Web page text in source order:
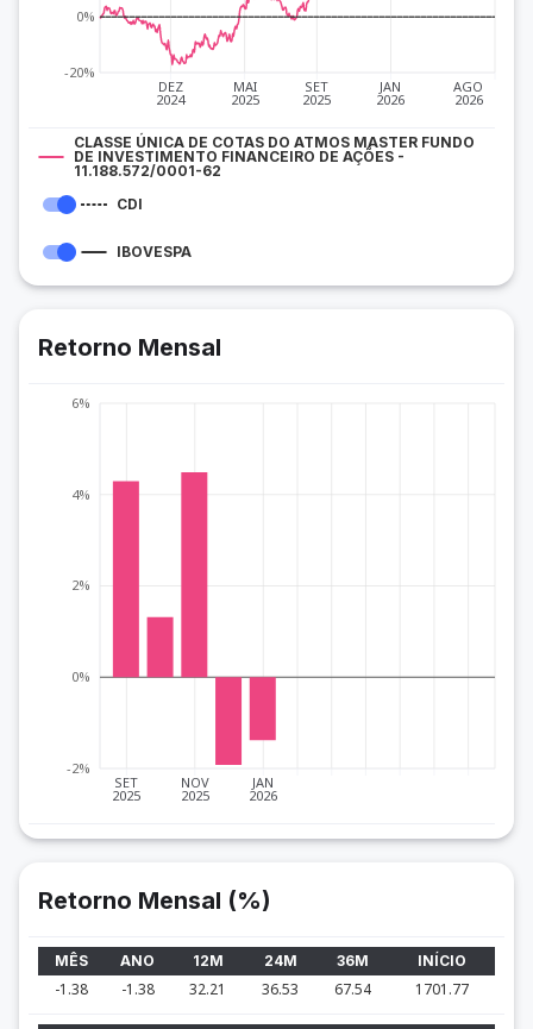
DEZ
2024
MAI
2025
SET
2025
JAN
2026
AGO
2026
-20%
0%
CLASSE ÚNICA DE COTAS DO ATMOS MASTER FUNDO
DE INVESTIMENTO FINANCEIRO DE AÇÕES -
11.188.572/0001-62
CDI
IBOVESPA
Retorno Mensal
SET
2025
NOV
2025
JAN
2026
-2%
0%
2%
4%
6%
Retorno Mensal (%)
MÊS ANO 12M 24M 36M INÍCIO
-1.38 -1.38 32.21 36.53 67.54 1701.77